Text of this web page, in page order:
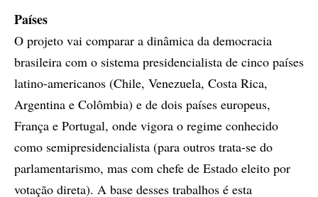
Países
O projeto vai comparar a dinâmica da democracia
brasileira com o sistema presidencialista de cinco países
latino-americanos (Chile, Venezuela, Costa Rica,
Argentina e Colômbia) e de dois países europeus,
França e Portugal, onde vigora o regime conhecido
como semipresidencialista (para outros trata-se do
parlamentarismo, mas com chefe de Estado eleito por
votação direta). A base desses trabalhos é esta